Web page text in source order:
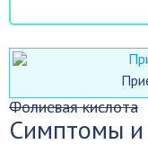
Фолиевая кислота
Симптомы и